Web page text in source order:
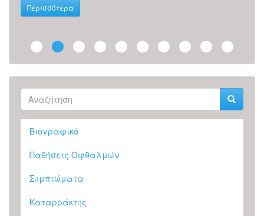
Περισσότερα
Φόρμα
αναζήτησης
Αναζήτηση
Βιογραφικό
Παθήσεις Οφθαλμών
Συμπτώματα
Καταρράκτης